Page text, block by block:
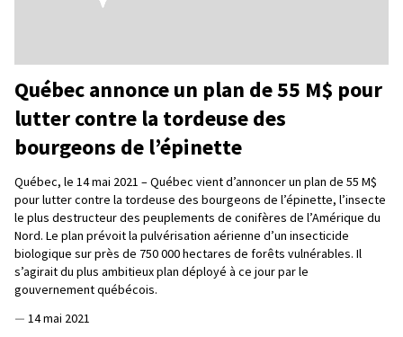
Québec annonce un plan de 55 M$ pour
lutter contre la tordeuse des
bourgeons de l’épinette
Québec, le 14 mai 2021 – Québec vient d’annoncer un plan de 55 M$
pour lutter contre la tordeuse des bourgeons de l’épinette, l’insecte
le plus destructeur des peuplements de conifères de l’Amérique du
Nord. Le plan prévoit la pulvérisation aérienne d’un insecticide
biologique sur près de 750 000 hectares de forêts vulnérables. Il
s’agirait du plus ambitieux plan déployé à ce jour par le
gouvernement québécois.
— 14 mai 2021